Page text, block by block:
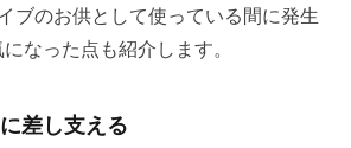
ブのお供として使っている間に発生
なった点も紹介します。
差し支える